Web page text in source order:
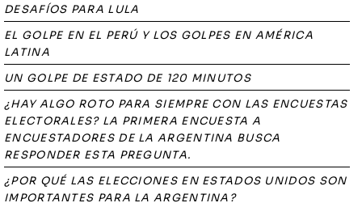
DESAFÍOS PARA LULA
EL GOLPE EN EL PERÚ Y LOS GOLPES EN AMÉRICA
LATINA
UN GOLPE DE ESTADO DE 120 MINUTOS
¿HAY ALGO ROTO PARA SIEMPRE CON LAS ENCUESTAS
ELECTORALES? LA PRIMERA ENCUESTA A
ENCUESTADORES DE LA ARGENTINA BUSCA
RESPONDER ESTA PREGUNTA.
¿POR QUÉ LAS ELECCIONES EN ESTADOS UNIDOS SON
IMPORTANTES PARA LA ARGENTINA?